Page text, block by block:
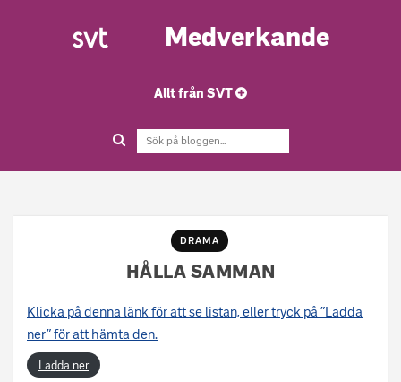
Medverkande
Allt från SVT
DRAMA
HÅLLA SAMMAN
Klicka på denna länk för att se listan, eller tryck på ”Ladda
ner” för att hämta den.
Ladda ner